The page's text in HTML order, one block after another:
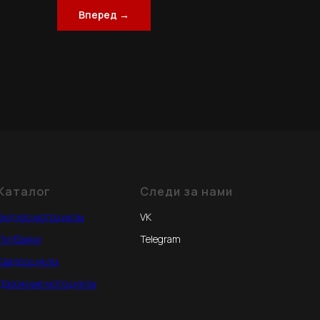
Вперед →
мотоциклы
мотоциклы
Следи за нами
VK
Telegram